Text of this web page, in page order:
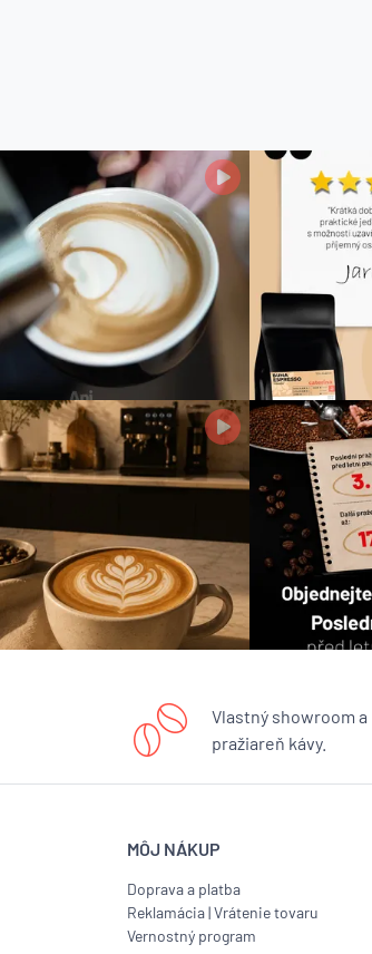
Vlastný showroom a
pražiareň kávy.
MÔJ NÁKUP
Doprava a platba
Reklamácia|Vrátenie tovaru
Vernostný program